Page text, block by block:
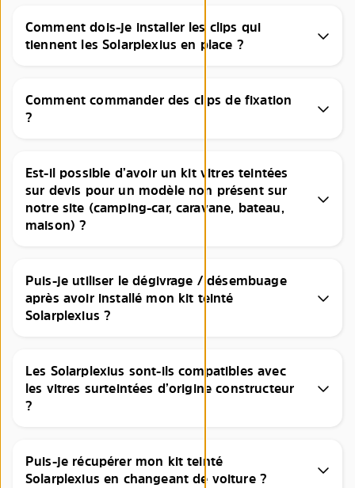
Comment dois-je installer les clips qui
tiennent les Solarplexius en place ?
Comment commander des clips de fixation
?
Est-il possible d’avoir un kit vitres teintées
sur devis pour un modèle non présent sur
notre site (camping-car, caravane, bateau,
maison) ?
Puis-je utiliser le dégivrage / désembuage
après avoir installé mon kit teinté
Solarplexius ?
Les Solarplexius sont-ils compatibles avec
les vitres surteintées d’origine constructeur
?
Puis-je récupérer mon kit teinté
Solarplexius en changeant de voiture ?